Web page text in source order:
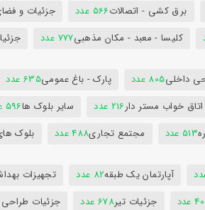
برق کشی - اتصالات566 عدد جزئیات و
کلیسا - معبد - مکان مذهبی777 عدد
داخلی805 عدد پارک - باغ عمومی635 عدد
اتاق خواب مستر دار216 عدد سایر بلوک ها596 عدد
513 عدد مجتمع تجاری488 عدد بلوک
آپارتمان یک طبقه82 عدد تجهیزات
عدد جزئیات تیر678 عدد جزئیات طراحی